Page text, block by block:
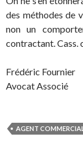
des méthodes de
non un
contractant. Cass.
Frédéric Fournier
Avocat Associé
AGENT